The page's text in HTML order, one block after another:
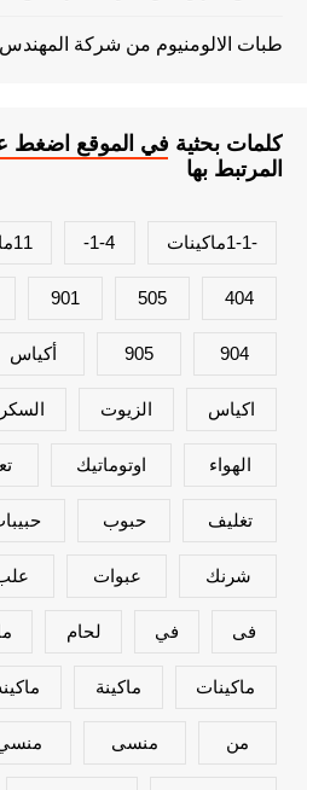
طبات الالومنيوم من شركة
كلمات بحثية في الموقع اضغط
المرتبط بها
-1-1ماكينات 1-4- 11ماكينات
404
505
901
904
905 أكياس
اكياس الزيوت السكر
الهواء اوتوماتيك
تغليف حبوب
شرنك عبوات
فى في لحام
ماكينات ماكينة
من منسى